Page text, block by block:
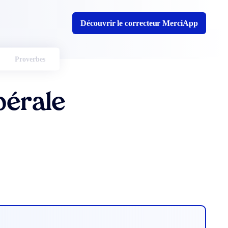
Découvrir le correcteur MerciApp
Proverbes